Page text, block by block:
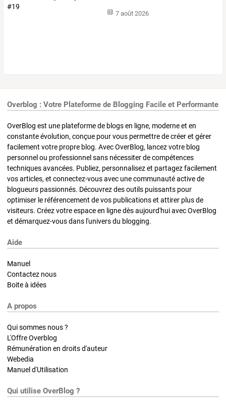
7 août 2026
Overblog : Votre Plateforme de Blogging Facile et Performante
OverBlog est une plateforme de blogs en ligne, moderne et en
constante évolution, conçue pour vous permettre de créer et gérer
facilement votre propre blog. Avec OverBlog, lancez votre blog
personnel ou professionnel sans nécessiter de compétences
techniques avancées. Publiez, personnalisez et partagez facilement
vos articles, et connectez-vous avec une communauté active de
blogueurs passionnés. Découvrez des outils puissants pour
optimiser le référencement de vos publications et attirer plus de
visiteurs. Créez votre espace en ligne dès aujourd'hui avec OverBlog
et démarquez-vous dans l'univers du blogging.
Aide
Manuel
Contactez nous
Boite à idées
A propos
Qui sommes nous ?
L'Offre Overblog
Rémunération en droits d'auteur
Webedia
Manuel d'Utilisation
Qui utilise OverBlog ?